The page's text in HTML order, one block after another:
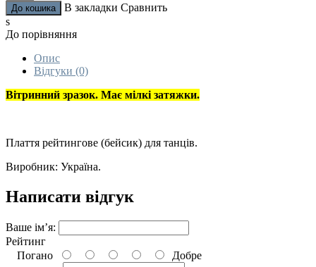
В закладки Сравнить
s
До порівняння
Опис
Відгуки (0)
Вітринний зразок. Має мілкі затяжки.
Плаття рейтингове (бейсик) для танців.
Виробник: Україна.
Написати відгук
Ваше ім’я:
Рейтинг
Погано
Добре